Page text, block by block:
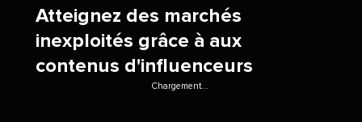
Atteignez des marchés
inexploités grâce à aux
contenus d'influenceurs​​
Chargement...​​